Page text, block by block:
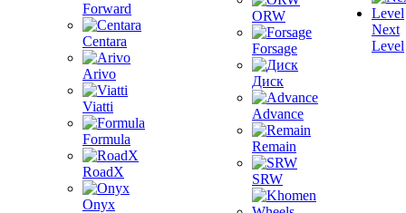
Forward
Centara
Arivo
Viatti
Formula
RoadX
Onyx
ORW
Forsage
Диск
Advance
Remain
SRW
Next
Level